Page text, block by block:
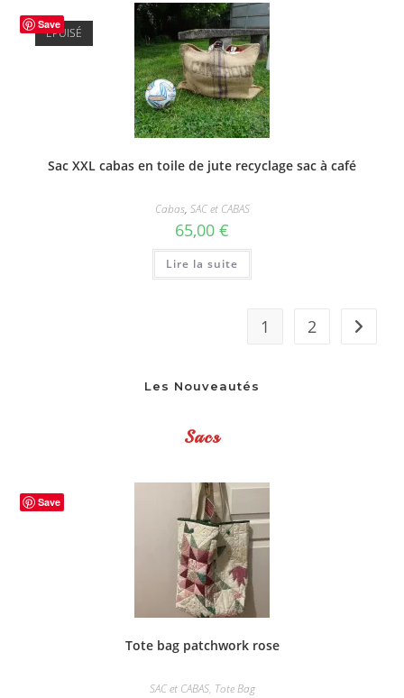
Save
ÉPUISÉ
Sac XXL cabas en toile de jute recyclage sac à café
Cabas, SAC et CABAS
65,00 €
Lire la suite
1 2
Les Nouveautés
Sacs
Save
Tote bag patchwork rose
SAC et CABAS, Tote Bag